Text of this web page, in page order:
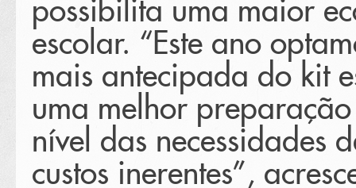
possibilita uma maior
escolar. “Este ano
mais antecipada do kit
uma melhor
nível das necessidades
custos inerentes”,